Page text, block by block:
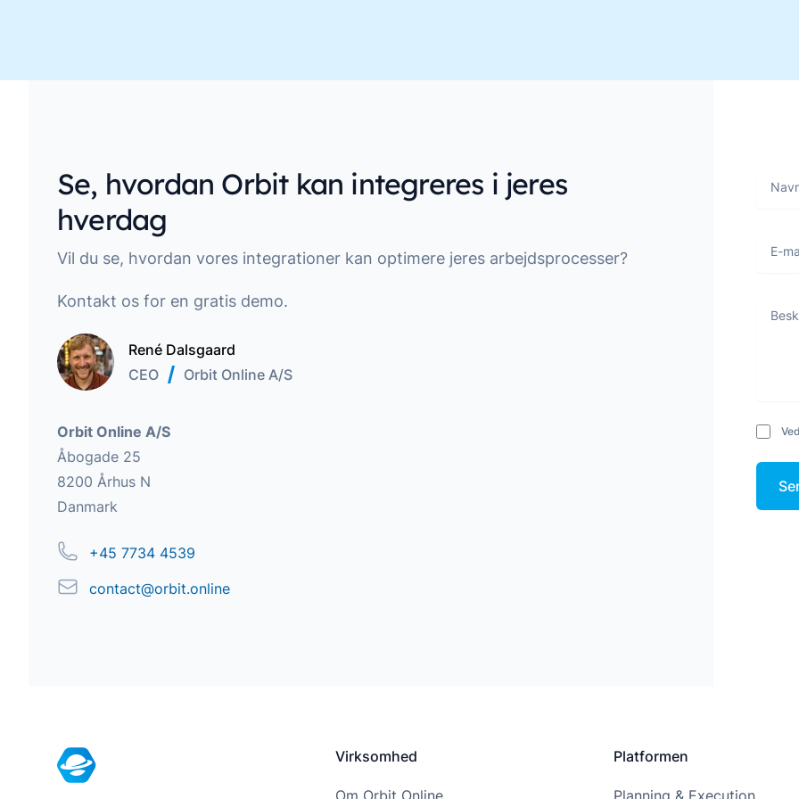
Se, hvordan Orbit kan integreres i jeres
hverdag
Vil du se, hvordan vores integrationer kan optimere jeres arbejdsprocesser?
Kontakt os for en gratis demo.
René Dalsgaard
CEO
Orbit Online A/S
Addresse
Orbit Online A/S
Åbogade 25
8200 Århus N
Danmark
Telefon+45 7734 4539
Emailcontact@orbit.online
Virksomhed
Om Orbit Online
Platformen
Planning & Execution